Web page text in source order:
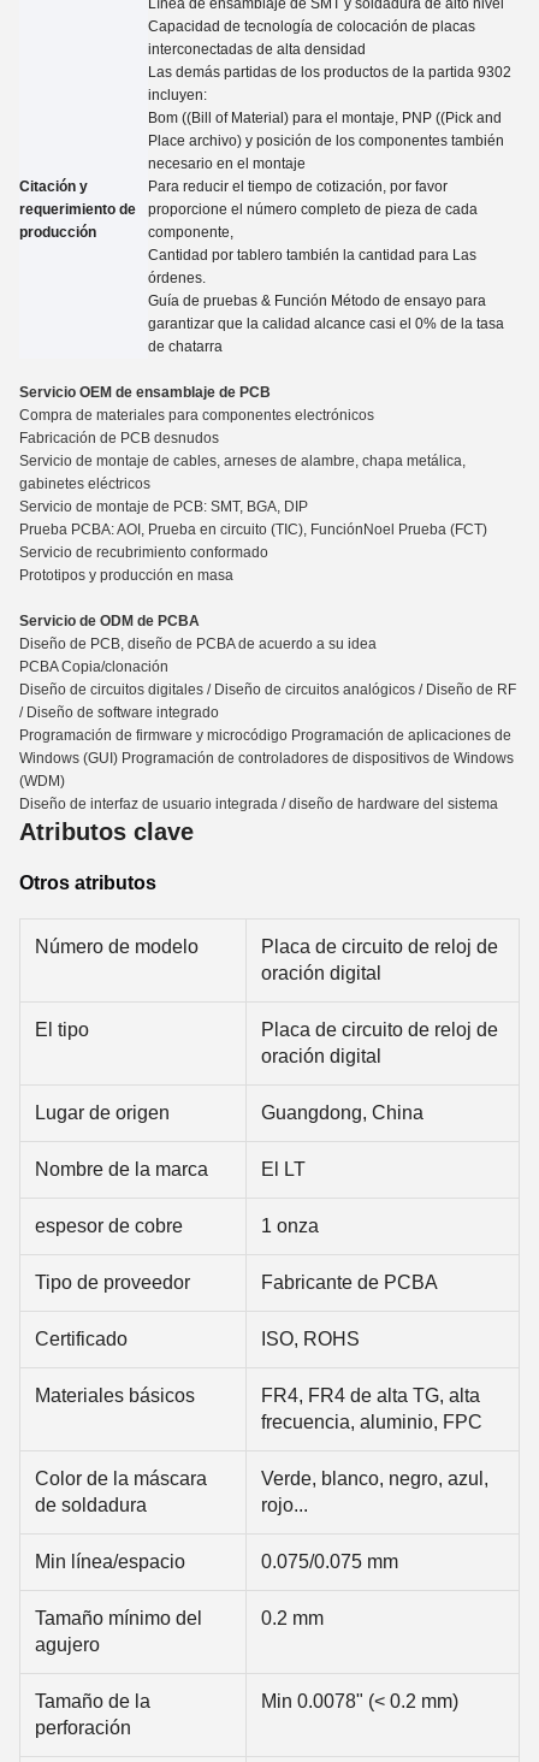
Capacidad de tecnología de colocación de placas
interconectadas de alta densidad
Citación y
requerimiento de
producción
Las demás partidas de los productos de la partida 9302
incluyen:
Bom ((Bill of Material) para el montaje, PNP ((Pick and
Place archivo) y posición de los componentes también
necesario en el montaje
Para reducir el tiempo de cotización, por favor
proporcione el número completo de pieza de cada
componente,
Cantidad por tablero también la cantidad para Las
órdenes.
Guía de pruebas & Función Método de ensayo para
garantizar que la calidad alcance casi el 0% de la tasa
de chatarra
Servicio OEM de ensamblaje de PCB
Compra de materiales para componentes electrónicos
Fabricación de PCB desnudos
Servicio de montaje de cables, arneses de alambre, chapa metálica,
gabinetes eléctricos
Servicio de montaje de PCB: SMT, BGA, DIP
Prueba PCBA: AOI, Prueba en circuito (TIC), FunciónNoel Prueba (FCT)
Servicio de recubrimiento conformado
Prototipos y producción en masa
Servicio de ODM de PCBA
Diseño de PCB, diseño de PCBA de acuerdo a su idea
PCBA Copia/clonación
Diseño de circuitos digitales / Diseño de circuitos analógicos / Diseño de RF
/ Diseño de software integrado
Programación de firmware y microcódigo Programación de aplicaciones de
Windows (GUI) Programación de controladores de dispositivos de Windows
(WDM)
Diseño de interfaz de usuario integrada / diseño de hardware del sistema
Atributos clave
Otros atributos
Número de modelo
Placa de circuito de reloj de
oración digital
El tipo
Placa de circuito de reloj de
oración digital
Lugar de origen Guangdong, China
Nombre de la marca El LT
espesor de cobre 1 onza
Tipo de proveedor Fabricante de PCBA
Certificado ISO, ROHS
Materiales básicos
FR4, FR4 de alta TG, alta
frecuencia, aluminio, FPC
Color de la máscara
de soldadura
Verde, blanco, negro, azul,
rojo...
Min línea/espacio 0.075/0.075 mm
Tamaño mínimo del
agujero
0.2 mm
Tamaño de la
perforación
Min 0.0078" (< 0.2 mm)